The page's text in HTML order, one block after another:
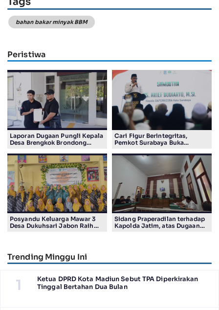
bahan bakar minyak BBM
Peristiwa
Laporan Dugaan Pungli Kepala
Desa Brengkok Brondong
Lamongan
Cari Figur Berintegritas,
Pemkot Surabaya Buka
BAZNAS Periode 2026–2031
Posyandu Keluarga Mawar 3
Desa Dukuhsari Jabon Raih
Sidang Praperadilan terhadap
Kapolda Jatim, atas Dugaan
Trending Minggu Ini
1
Ketua DPRD Kota Madiun Sebut TPA Diperkirakan
Tinggal Bertahan Dua Bulan